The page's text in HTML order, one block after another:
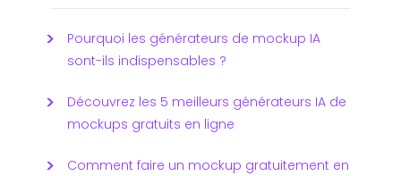
Pourquoi les générateurs de mockup IA
sont-ils indispensables ?
Découvrez les 5 meilleurs générateurs IA de
mockups gratuits en ligne
Comment faire un mockup gratuitement en